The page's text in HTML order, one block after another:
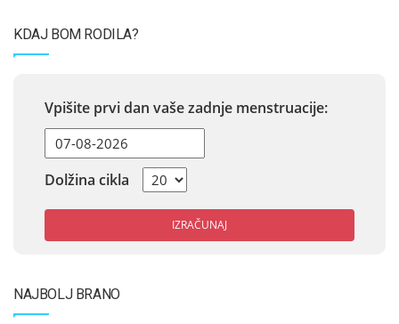
KDAJ BOM RODILA?
Vpišite prvi dan vaše zadnje menstruacije:
Dolžina cikla
IZRAČUNAJ
NAJBOLJ BRANO